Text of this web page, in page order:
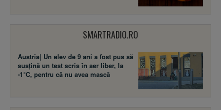
SMARTRADIO.RO
Austria| Un elev de 9 ani a fost pus să
susţină un test scris în aer liber, la
-1°C, pentru că nu avea mască